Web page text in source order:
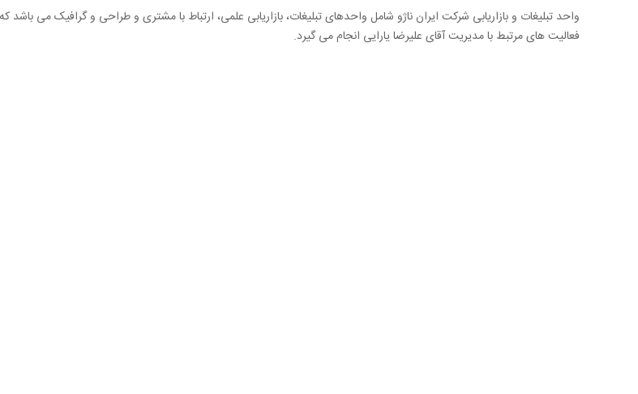
واحد تبلیغات و بازاریابی شرکت ایران ناژو شامل واحدهای تبلیغات، بازاریابی علمی، ارتباط با مشتری و طراحی و گرافیک می باشد
فعالیت های مرتبط با مدیریت آقای علیرضا یارایی انجام می گیرد.